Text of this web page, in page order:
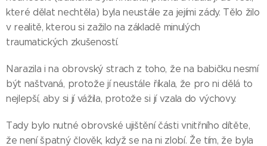
které dělat nechtěla) byla neustále za jejími zády. Tělo žilo
v realitě, kterou si zažilo na základě minulých
traumatických zkušeností.
Narazila i na obrovský strach z toho, že na babičku nesmí
být naštvaná, protože jí neustále říkala, že pro ni dělá to
nejlepší, aby si jí vážila, protože si jí vzala do výchovy.
Tady bylo nutné obrovské ujištění části vnitřního dítěte,
že není špatný člověk, když se na ni zlobí. Že tím, že byla